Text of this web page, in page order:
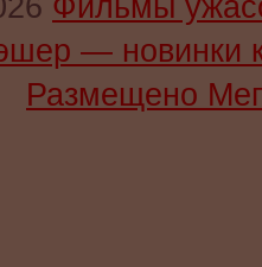
Фильмы
—
Размещено